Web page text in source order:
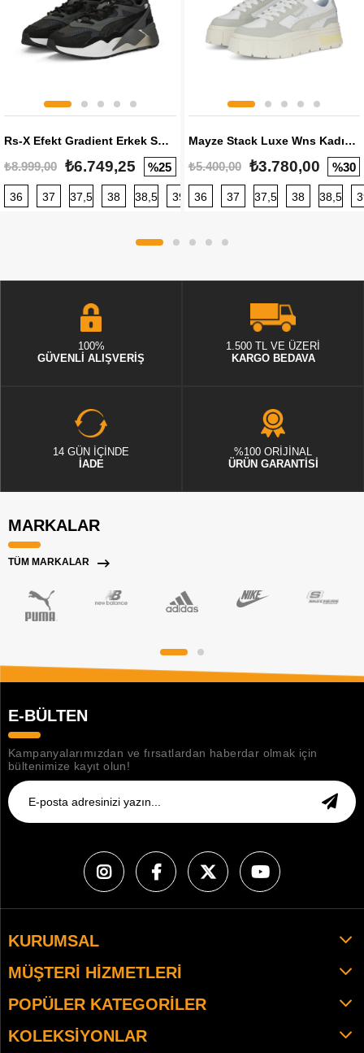
Rs-X Efekt Gradient Erkek Sneaker
₺8.999,00 ₺6.749,25 %25
36 37 37,5 38 38,5 39 40 40,5 41 42 42,5
Mayze Stack Luxe Wns Kadın Sneaker
₺5.400,00 ₺3.780,00 %30
36 37 37,5 38 38,5
100%
GÜVENLİ ALIŞVERİŞ
1.500 TL VE ÜZERİ
KARGO BEDAVA
14 GÜN İÇİNDE
İADE
%100 ORİJİNAL
ÜRÜN GARANTİSİ
MARKALAR
TÜM MARKALAR
E-BÜLTEN
Kampanyalarımızdan ve fırsatlardan haberdar olmak için
bültenimize kayıt olun!
KURUMSAL
MÜŞTERI HIZMETLERI
POPÜLER KATEGORILER
KOLEKSIYONLAR